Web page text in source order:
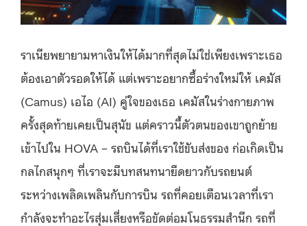
ราเนียพยายามหาเงินให้ได้มากที่สุดไม่ใช่เพียงเพราะเธอ
ต้องเอาตัวรอดให้ได้ แต่เพราะอยากซื้อร่างใหม่ให้ เคมัส
(Camus) เอไอ (AI) คู่ใจของเธอ เคมัสในร่างกายภาพ
ครั้งสุดท้ายเคยเป็นสุนัข แต่คราวนี้ตัวตนของเขาถูกย้าย
เข้าไปใน HOVA – รถบินได้ที่เราใช้ขับส่งของ ก่อเกิดเป็น
กลไกสนุกๆ ที่เราจะมีบทสนทนายืดยาวกับรถยนต์
ระหว่างเพลิดเพลินกับการบิน รถที่คอยเตือนเวลาที่เรา
กำลังจะทำอะไรสุ่มเสี่ยงหรือขัดต่อมโนธรรมสำนึก รถที่